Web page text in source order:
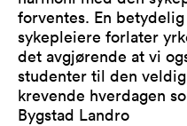
forventes. En
sykepleiere forlater
det avgjørende at vi
studenter til den
krevende hverdagen
Bygstad Landro